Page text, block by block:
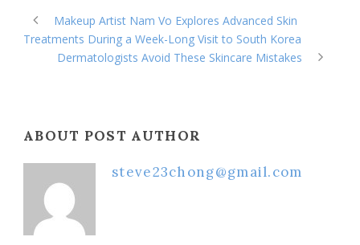
Makeup Artist Nam Vo Explores Advanced Skin
Treatments During a Week-Long Visit to South Korea
Dermatologists Avoid These Skincare Mistakes
ABOUT POST AUTHOR
steve23chong@gmail.com